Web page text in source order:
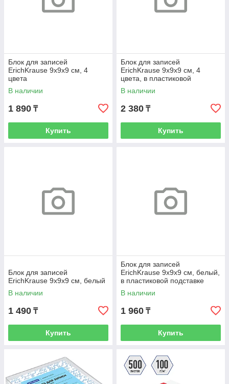
Блок для записей
ErichKrause 9x9x9 см, 4
цвета
В наличии
1 890 ₸
Купить
Блок для записей
ErichKrause 9x9x9 см, 4
цвета, в пластиковой
подставке
В наличии
2 380 ₸
Купить
Блок для записей
ErichKrause 9x9x9 см, белый
В наличии
1 490 ₸
Купить
Блок для записей
ErichKrause 9x9x9 см, белый,
в пластиковой подставке
В наличии
1 960 ₸
Купить